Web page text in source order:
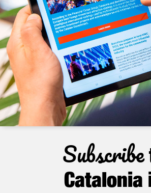
Subscribe
Catalonia